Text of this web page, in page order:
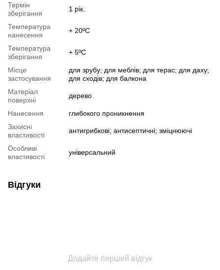
Термін
зберігання
1 рік.
Температура
нанесення
+ 20ºС
Температура
зберігання
+ 5ºС
Місце
застосування
для зрубу; для меблів; для терас; для даху;
для сходів; для балкона
Матеріал
поверхні
дерево
Нанесення
глибокого проникнення
Захисні
властивості
антигрибкові; антисептичні; зміцнюючі
Особливі
властивості
універсальний
Відгуки
Додайте перший відгук